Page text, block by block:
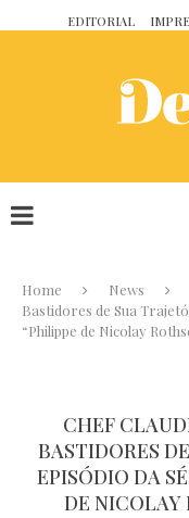
EDITORIAL
Home News
Bastidores de Sua
“Philippe de Nicolay
CHEF
BASTIDORES
EPISÓDIO DA
DE NICOLAY